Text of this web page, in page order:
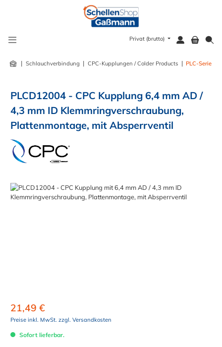
Privat (brutto)
| Schlauchverbindung | CPC-Kupplungen / Colder Products | PLC-Serie
PLCD12004 - CPC Kupplung 6,4 mm AD /
4,3 mm ID Klemmringverschraubung,
Plattenmontage, mit Absperrventil
Bildergalerie überspringen
21,49 €
Preise inkl. MwSt. zzgl. Versandkosten
Sofort lieferbar.